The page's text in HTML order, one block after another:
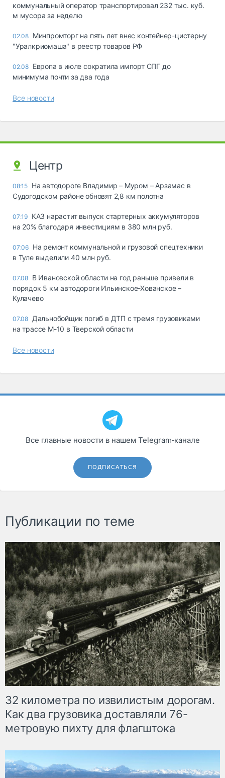
коммунальный оператор транспортировал 232 тыс. куб.
м мусора за неделю
02.08 Минпромторг на пять лет внес контейнер-цистерну
"Уралкриомаша" в реестр товаров РФ
02.08 Европа в июле сократила импорт СПГ до
минимума почти за два года
Все новости
Центр
08:15 На автодороге Владимир – Муром – Арзамас в
Судогодском районе обновят 2,8 км полотна
07:19 КАЗ нарастит выпуск стартерных аккумуляторов
на 20% благодаря инвестициям в 380 млн руб.
07:06 На ремонт коммунальной и грузовой спецтехники
в Туле выделили 40 млн руб.
07.08 В Ивановской области на год раньше привели в
порядок 5 км автодороги Ильинское-Хованское –
Кулачево
07.08 Дальнобойщик погиб в ДТП с тремя грузовиками
на трассе М-10 в Тверской области
Все новости
Все главные новости в нашем Telegram‑канале
ПОДПИСАТЬСЯ
Публикации по теме
32 километра по извилистым дорогам.
Как два грузовика доставляли 76-
метровую пихту для флагштока